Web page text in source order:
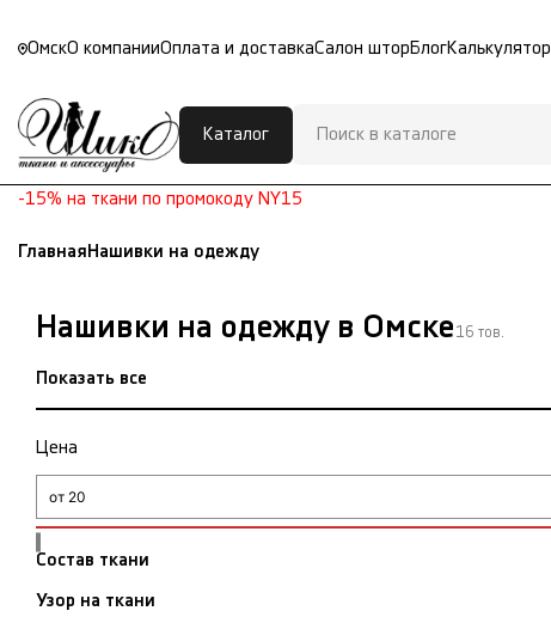
ОмскО компанииОплата и доставкаСалон штор БлогКалькулятор
Каталог
-15% на ткани по промокоду NY15
Главная Нашивки на одежду
Нашивки на одежду в Омске 16 тов.
Показать все
Цена
Состав ткани
Узор на ткани